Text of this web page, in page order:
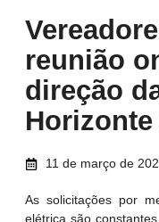
reunião
direção
Horizonte
11 de março de
As solicitações por
elétrica são